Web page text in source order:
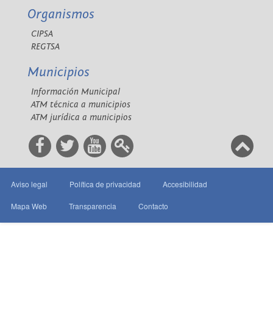
Organismos
CIPSA
REGTSA
Municipios
Información Municipal
ATM técnica a municipios
ATM jurídica a municipios
Aviso legal Política de privacidad Accesibilidad
Mapa Web Transparencia Contacto